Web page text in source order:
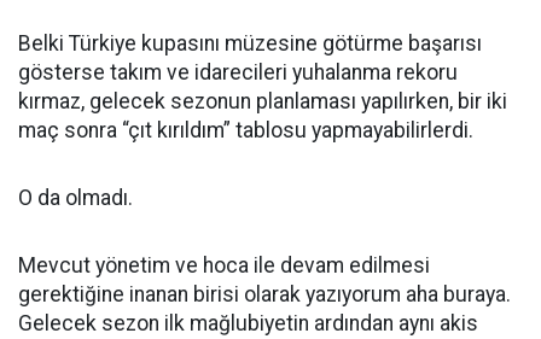
Belki Türkiye kupasını müzesine götürme başarısı
gösterse takım ve idarecileri yuhalanma rekoru
kırmaz, gelecek sezonun planlaması yapılırken, bir iki
maç sonra “çıt kırıldım” tablosu yapmayabilirlerdi.
O da olmadı.
Mevcut yönetim ve hoca ile devam edilmesi
gerektiğine inanan birisi olarak yazıyorum aha buraya.
Gelecek sezon ilk mağlubiyetin ardından aynı akis